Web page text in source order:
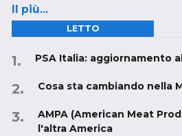
Il più...
LETTO
PSA Italia: aggiornamento
Cosa sta cambiando nella
AMPA (American Meat
l'altra America